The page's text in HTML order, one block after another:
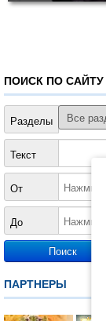
ПОИСК ПО САЙТУ
Разделы
Текст
От
До
ПАРТНЕРЫ